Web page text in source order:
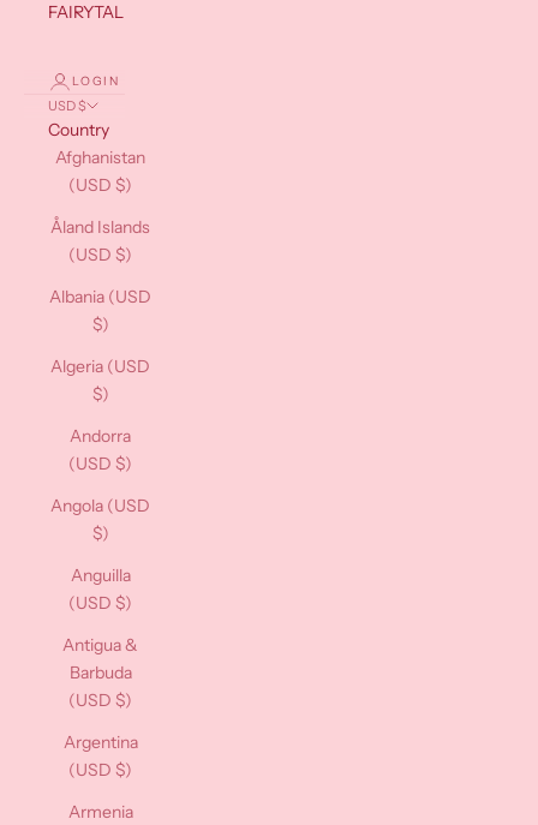
FAIRYTALES
LOGIN
USD $
Country
Afghanistan
(USD $)
Åland Islands
(USD $)
Albania (USD
$)
Algeria (USD
$)
Andorra
(USD $)
Angola (USD
$)
Anguilla
(USD $)
Antigua &
Barbuda
(USD $)
Argentina
(USD $)
Armenia